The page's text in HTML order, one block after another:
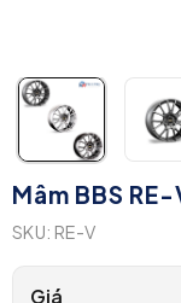
Mâm BBS
SKU: RE-V
Giá